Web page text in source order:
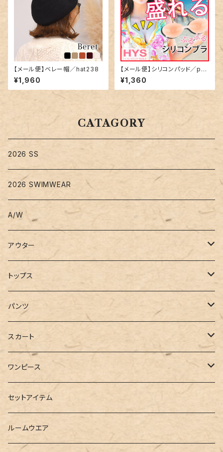
【メール便】ベレー帽／hat238
¥1,960
【メール便】シリコンパッド／pa
d-002
¥1,360
CATAGORY
2026 SS
2026 SWIMWEAR
A/W
アウター
コート
ジャケット
ブルゾン
ロングシャツ
ダウンジャケット
ベスト
トップス
Tシャツ
カットソー
半袖
スウェット・パーカー
ニット
シャツ
パンツ
デニム
スキニー
ショートパンツ
ハーフパンツ
スカート
ロング
ミニ
その他
ワンピース
シャツワンピース
スウェットワンピース
セットアイテム
ルームウエア